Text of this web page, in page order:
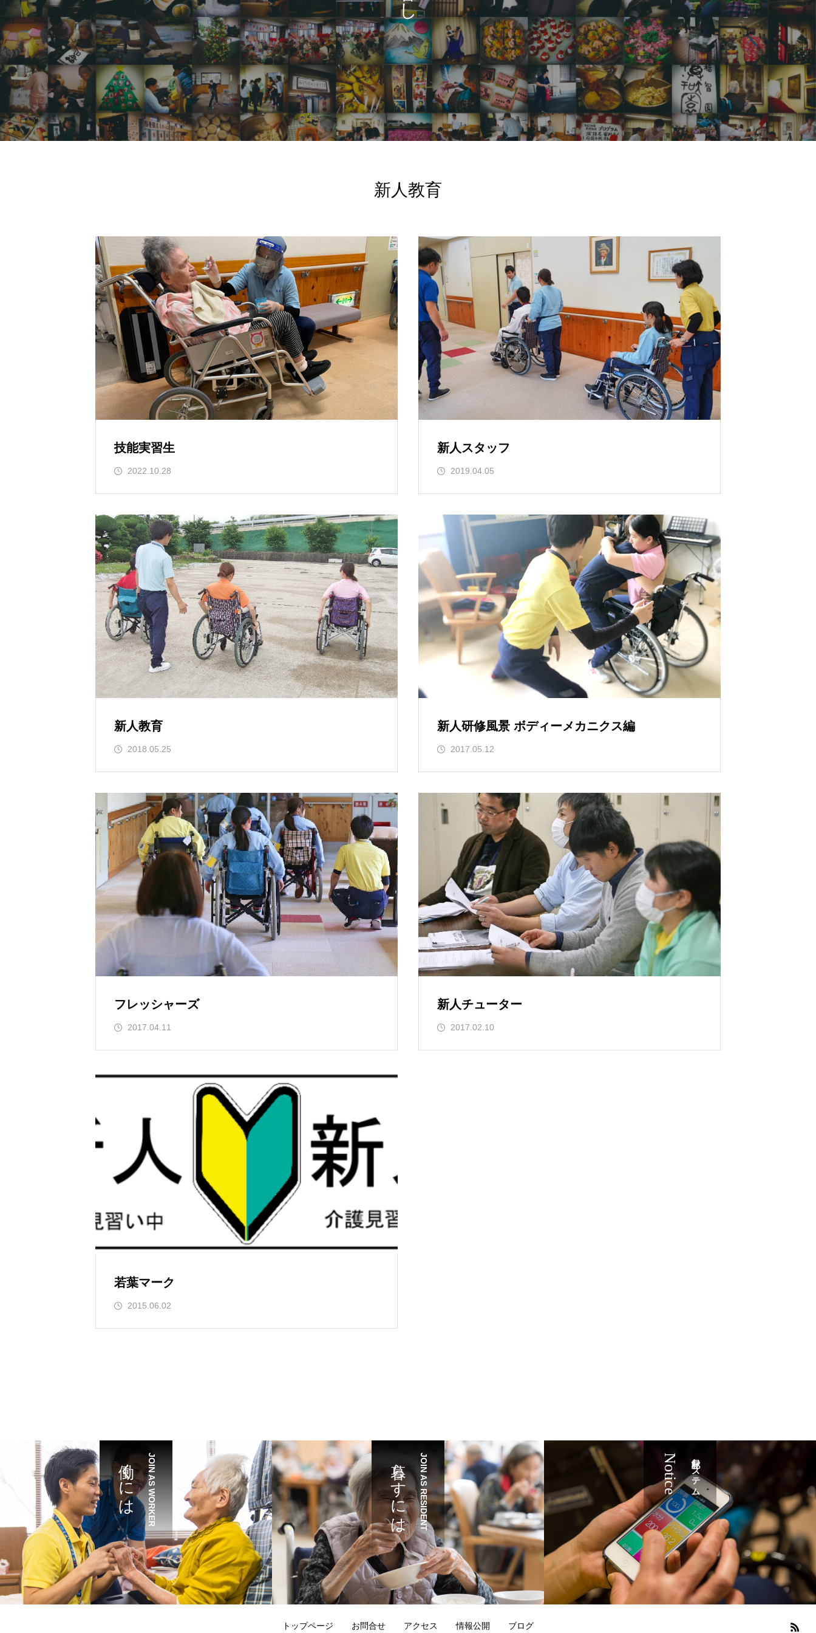
新人教育
技能実習生
2022.10.28
新人スタッフ
2019.04.05
新人教育
2018.05.25
新人研修風景 ボディーメカニクス編
2017.05.12
フレッシャーズ
2017.04.11
新人チューター
2017.02.10
若葉マーク
2015.06.02
JOIN AS WORKER
働くには JOIN AS RESIDENT
暮らすには 記録システム
Notice
トップページ お問合せ アクセス 情報公開 ブログ